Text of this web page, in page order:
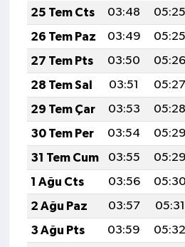
25 Tem Cts
03:48 05:25
26 Tem Paz
03:49 05:25
27 Tem Pts
03:50 05:26
28 Tem Sal
03:51 05:27
29 Tem Çar
03:53 05:28
30 Tem Per
03:54 05:29
31 Tem Cum
03:55 05:29
1 Ağu Cts
03:56 05:30
2 Ağu Paz
03:57 05:31
3 Ağu Pts
03:59 05:32